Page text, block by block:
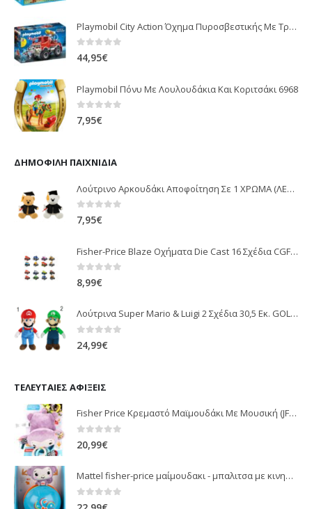
Playmobil City Action Όχημα Πυροσβεστικής Με Τροχαλία Ρυμούλκησης 9466
0 out of 5
44,95€
Playmobil Πόνυ Με Λουλουδάκια Και Κοριτσάκι 6968
0out of 5
7,95€
ΔΗΜΟΦΙΛΉ ΠΑΙΧΝΊΔΙΑ
Λούτρινο Αρκουδάκι Αποφοίτηση Σε 1 ΧΡΩΜΑ (ΛΕΥΚΟ)25Εκ 1850
0out of 5
7,95€
Fisher-Price Blaze Οχήματα Die Cast 16 Σχέδια CGF20
0 out of 5
8,99€
Λούτρινα Super Mario & Luigi 2 Σχέδια 30,5 Εκ. GOL13769
0 out of 5
24,99€
ΤΕΛΕΥΤΑΊΕΣ ΑΦΊΞΕΙΣ
Fisher Price Κρεμαστό Μαϊμουδάκι Με Μουσική (JFF02)
0 out of 5
20,99€
Mattel fisher-price μαίμουδακι - μπαλιτσα με κινηση JLB95